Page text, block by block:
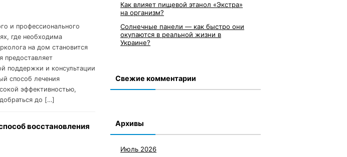
и профессионального
где необходима
на дом становится
предоставляет
поддержки и консультации
способ лечения
эффективностью,
до […]
восстановления
Как влияет пищевой этанол «Экстра»
на организм?
Солнечные панели — как быстро они
окупаются в реальной жизни в
Украине?
Свежие комментарии
Архивы
Июль 2026